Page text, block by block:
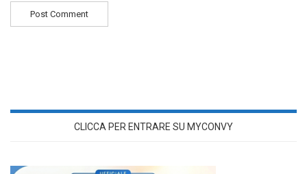
CLICCA PER ENTRARE SU MYCONVY